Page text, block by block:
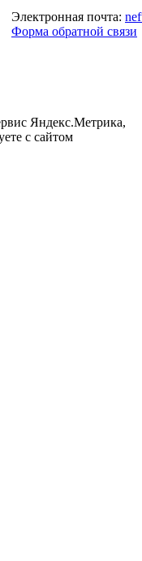
Электронная почта:
Форма обратной связи
Яндекс.Метрика,
с сайтом